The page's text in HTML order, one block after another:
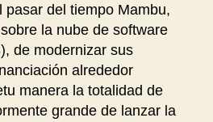
pasar del tiempo Mambu,
la nube de software
de modernizar sus
alrededor
manera la totalidad de
grande de lanzar la